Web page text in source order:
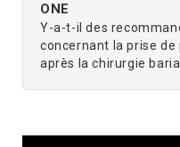
ONE
Y-a-t-il des
concernant la prise de
après la chirurgie